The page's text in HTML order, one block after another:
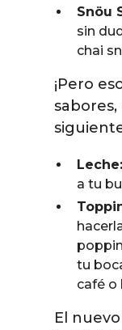
Snöu
sin
chai
¡Pero
Leche:
a tu
tu
café o
El